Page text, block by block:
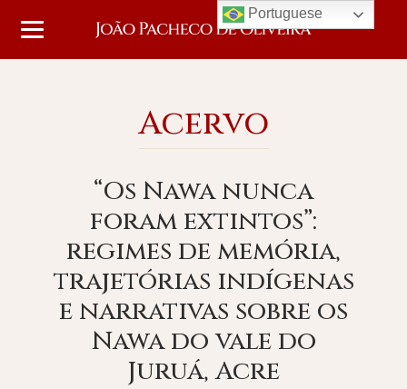
Acervo
“Os Nawa nunca
foram extintos”:
regimes de memória,
trajetórias indígenas
e narrativas sobre os
Nawa do vale do
Juruá, Acre
Portuguese